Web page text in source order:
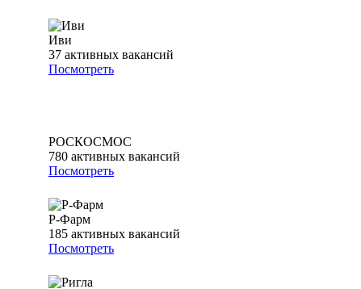
Иви
37 активных вакансий
Посмотреть
РОСКОСМОС
780 активных вакансий
Посмотреть
Р-Фарм
185 активных вакансий
Посмотреть